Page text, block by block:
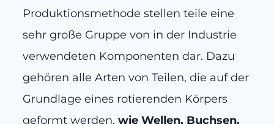
Produktionsmethode stellen teile eine
sehr große Gruppe von in der Industrie
verwendeten Komponenten dar. Dazu
gehören alle Arten von Teilen, die auf der
Grundlage eines rotierenden Körpers
geformt werden, wie Wellen, Buchsen,